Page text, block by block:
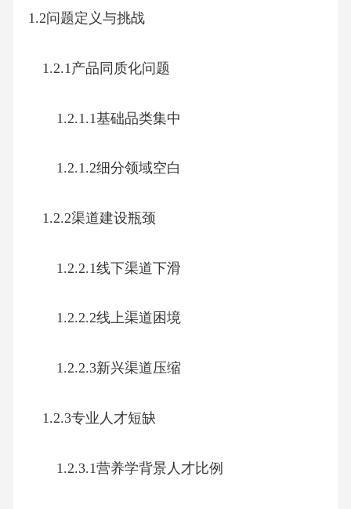
1.2问题定义与挑战
1.2.1产品同质化问题
1.2.1.1基础品类集中
1.2.1.2细分领域空白
1.2.2渠道建设瓶颈
1.2.2.1线下渠道下滑
1.2.2.2线上渠道困境
1.2.2.3新兴渠道压缩
1.2.3专业人才短缺
1.2.3.1营养学背景人才比例